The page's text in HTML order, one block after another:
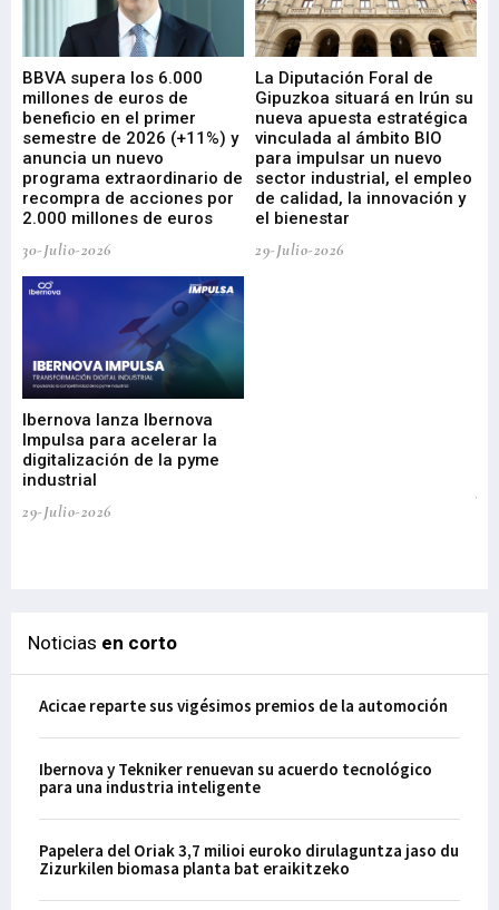
BBVA supera los 6.000
millones de euros de
beneficio en el primer
semestre de 2026 (+11%) y
anuncia un nuevo
programa extraordinario de
recompra de acciones por
2.000 millones de euros
30-Julio-2026
La Diputación Foral de
Gipuzkoa situará en Irún su
nueva apuesta estratégica
vinculada al ámbito BIO
para impulsar un nuevo
sector industrial, el empleo
de calidad, la innovación y
el bienestar
29-Julio-2026
Ibernova lanza Ibernova
Impulsa para acelerar la
digitalización de la pyme
industrial
29-Julio-2026
Noticias en corto
Acicae reparte sus vigésimos premios de la automoción
Ibernova y Tekniker renuevan su acuerdo tecnológico
para una industria inteligente
Papelera del Oriak 3,7 milioi euroko dirulaguntza jaso du
Zizurkilen biomasa planta bat eraikitzeko